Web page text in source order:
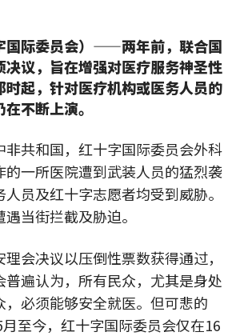
国际委员会）——两年前，联合国
决议，旨在增强对医疗服务神圣性
时起，针对医疗机构或医务人员的
不断上演。
非共和国，红十字国际委员会外科
的一所医院遭到武装人员的猛烈袭
员及红十字志愿者均受到威胁。
当街拦截及胁迫。
会决议以压倒性票数获得通过，
普遍认为，所有民众，尤其是身处
，必须能够安全就医。但可悲的
至今，红十字国际委员会仅在16